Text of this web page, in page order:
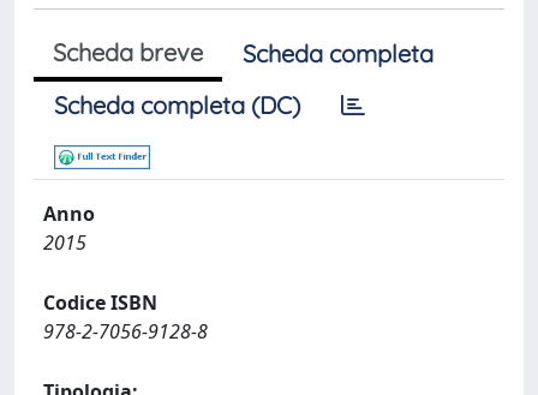
Scheda breve
Scheda completa
Scheda completa (DC)
Anno
2015
Codice ISBN
978-2-7056-9128-8